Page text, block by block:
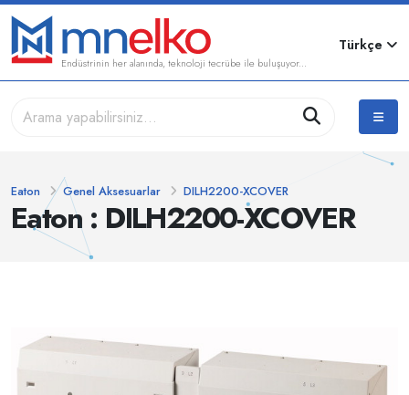
Endüstrinin her alanında, teknoloji tecrübe ile buluşuyor...
Türkçe
Eaton : DILH2200-XCOVER
Eaton Genel Aksesuarlar DILH2200-XCOVER